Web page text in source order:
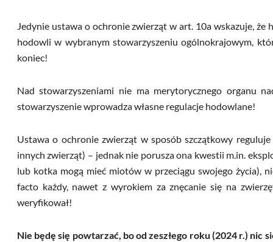
Jedynie ustawa o ochronie zwierząt w art. 10a wskazuje,
hodowli w wybranym stowarzyszeniu ogólnokrajowym,
koniec!
Nad stowarzyszeniami nie ma merytorycznego organu
stowarzyszenie wprowadza własne regulacje hodowlane!
Ustawa o ochronie zwierząt w sposób szczątkowy
innych zwierząt) – jednak nie porusza ona kwestii m.in.
lub kotka mogą mieć miotów w przeciągu swojego życia),
facto każdy, nawet z wyrokiem za znęcanie się na
weryfikował!
Nie będę się powtarzać, bo od zeszłego roku (2024 r.) nic